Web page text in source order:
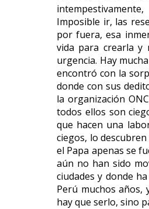
Imposible ir, las
por fuera, esa
vida para crearla y
urgencia. Hay
encontró con la
donde con sus
la organización
todos ellos son
que hacen una
ciegos, lo
el Papa apenas se
aún no han sido
ciudades y donde
Perú muchos años,
hay que serlo, sino